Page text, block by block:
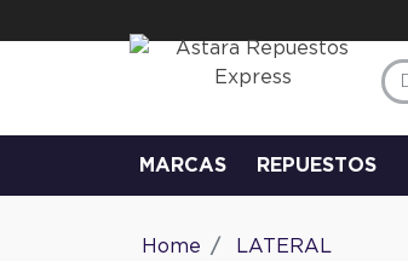
MARCAS REPUESTOS
Home LATERAL